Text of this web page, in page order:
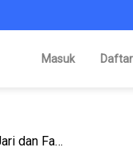
Masuk
Login Facebook Tanpa Password? Sekarang Bisa Pakai Sidik Jari dan Face ID!